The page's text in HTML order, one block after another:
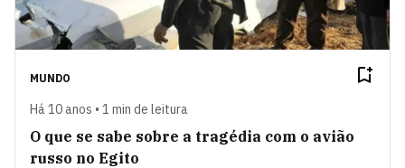
MUNDO
Há 10 anos • 1 min de leitura
O que se sabe sobre a tragédia com o avião
russo no Egito